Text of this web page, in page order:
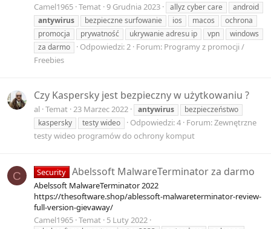
Camel1965 Temat 9 Grudnia 2023 allyz cyber care
android
antywirus
bezpieczne surfowanie ios macos
ochrona
promocja
prywatność ukrywanie adresu ip vpn
windows
za darmo
Odpowiedzi: 2 Forum: Programy z promocji /
Freebies
Czy Kaspersky jest bezpieczny w użytkowaniu ?
al Temat 23 Marzec 2022 antywirus
bezpieczeństwo
kaspersky
testy wideo Odpowiedzi: 4 Forum:Zewnętrzne
testy wideo programów do ochrony komput
C Security Abelssoft MalwareTerminator za darmo
Abelssoft MalwareTerminator 2022
https://thesoftware.shop/ablessoft-malwareterminator-review-
full-version-gievaway/
Camel1965 Temat 5 Luty 2022